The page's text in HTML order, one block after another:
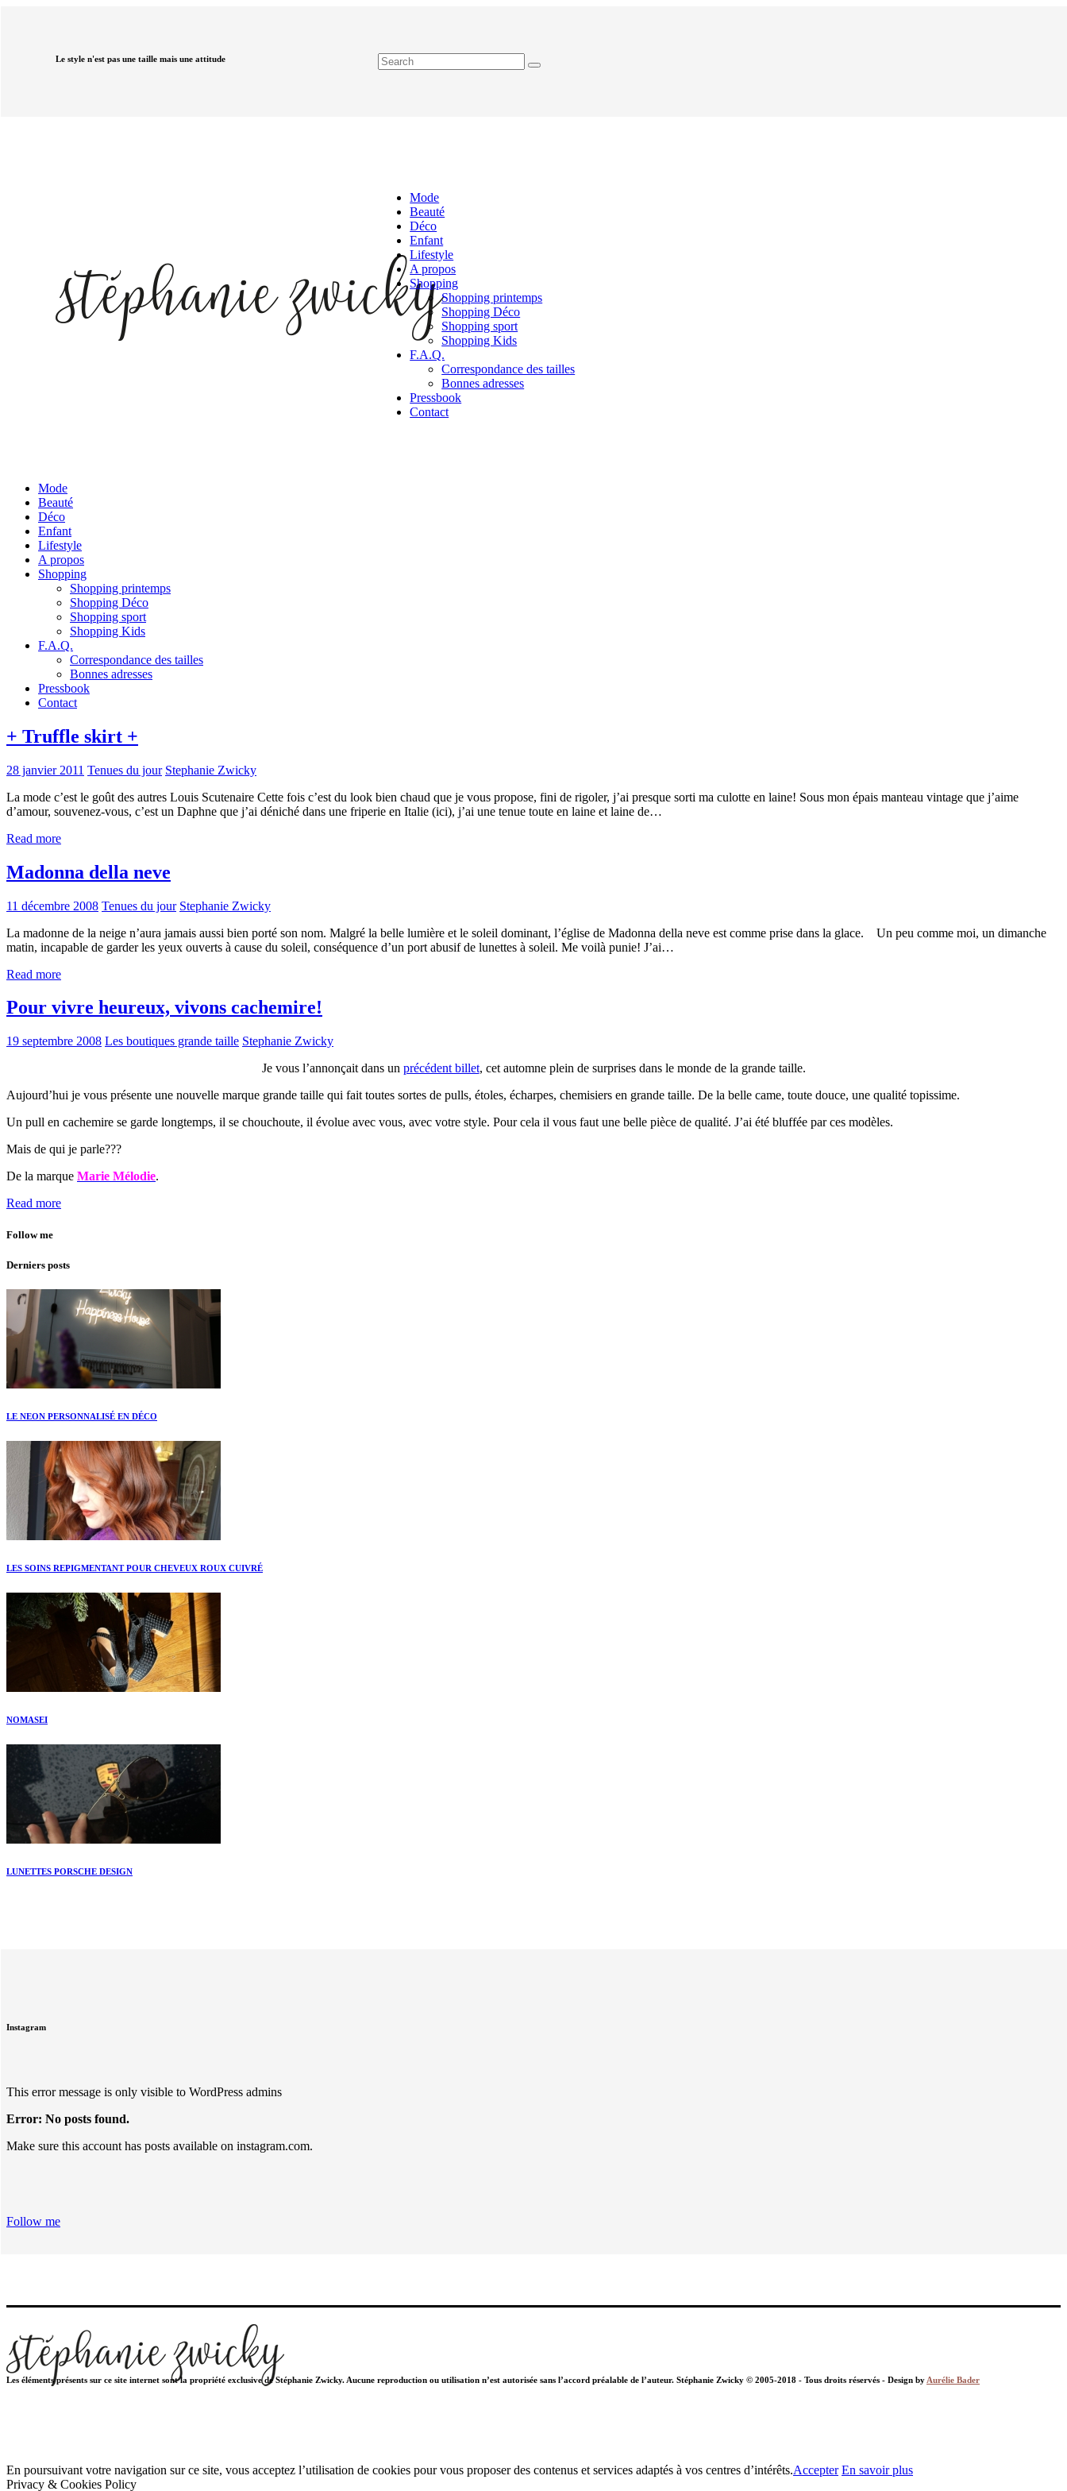
Le style n'est pas une taille mais une attitude
Mode
Beauté
Déco
Enfant
Lifestyle
A propos
Shopping
Shopping printemps
Shopping Déco
Shopping sport
Shopping Kids
F.A.Q.
Correspondance des tailles
Bonnes adresses
Pressbook
Contact
Mode
Beauté
Déco
Enfant
Lifestyle
A propos
Shopping
Shopping printemps
Shopping Déco
Shopping sport
Shopping Kids
F.A.Q.
Correspondance des tailles
Bonnes adresses
Pressbook
Contact
+ Truffle skirt +
28 janvier 2011 Tenues du jour Stephanie Zwicky
La mode c’est le goût des autres Louis Scutenaire Cette fois c’est du look bien chaud que je vous propose, fini de rigoler, j’ai presque sorti ma culotte en laine! Sous mon épais manteau vintage que j’aime
d’amour, souvenez-vous, c’est un Daphne que j’ai déniché dans une friperie en Italie (ici), j’ai une tenue toute en laine et laine de…
Read more
Madonna della neve
11 décembre 2008 Tenues du jour Stephanie Zwicky
La madonne de la neige n’aura jamais aussi bien porté son nom. Malgré la belle lumière et le soleil dominant, l’église de Madonna della neve est comme prise dans la glace. Un peu comme moi, un dimanche
matin, incapable de garder les yeux ouverts à cause du soleil, conséquence d’un port abusif de lunettes à soleil. Me voilà punie! J’ai…
Read more
Pour vivre heureux, vivons cachemire!
19 septembre 2008 Les boutiques grande taille Stephanie Zwicky
Je vous l’annonçait dans un précédent billet, cet automne plein de surprises dans le monde de la grande taille.
Aujourd’hui je vous présente une nouvelle marque grande taille qui fait toutes sortes de pulls, étoles, écharpes, chemisiers en grande taille. De la belle came, toute douce, une qualité topissime.
Un pull en cachemire se garde longtemps, il se chouchoute, il évolue avec vous, avec votre style. Pour cela il vous faut une belle pièce de qualité. J’ai été bluffée par ces modèles.
Mais de qui je parle???
De la marque Marie Mélodie.
Read more
Follow me
Derniers posts
LE NEON PERSONNALISÉ EN DÉCO
LES SOINS REPIGMENTANT POUR CHEVEUX ROUX CUIVRÉ
NOMASEI
LUNETTES PORSCHE DESIGN
Instagram
This error message is only visible to WordPress admins
Error: No posts found.
Make sure this account has posts available on instagram.com.
Follow me
Les éléments présents sur ce site internet sont la propriété exclusive de Stéphanie Zwicky. Aucune reproduction ou utilisation n’est autorisée sans l’accord préalable de l’auteur. Stéphanie Zwicky © 2005-2018 - Tous droits réservés - Design by Aurélie Bader
En poursuivant votre navigation sur ce site, vous acceptez l’utilisation de cookies pour vous proposer des contenus et services adaptés à vos centres d’intérêts.Accepter En savoir plus
Privacy & Cookies Policy